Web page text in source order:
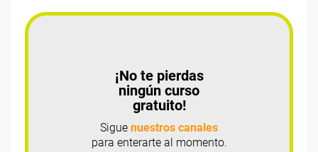
¡No te pierdas
ningún curso
gratuito!
Sigue nuestros canales
para enterarte al momento.